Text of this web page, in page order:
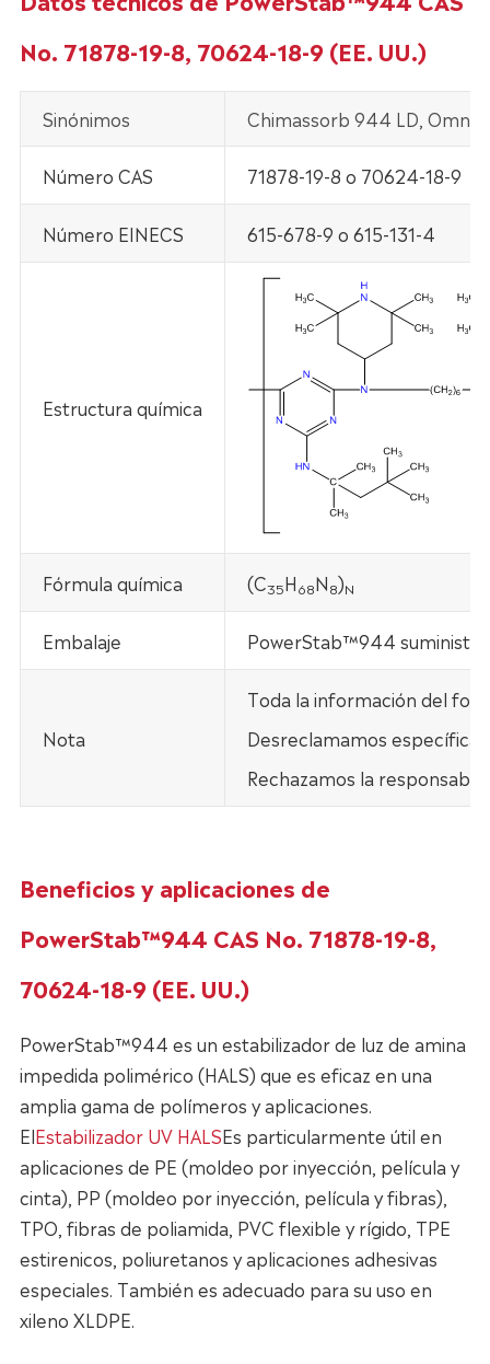
No. 71878-19-8, 70624-18-9 (EE. UU.)
Sinónimos Chimassorb 944 LD,
Número CAS 71878-19-8 o 70624-18-9
Número EINECS 615-678-9 o 615-131-4
Estructura química
Fórmula química (C35H68N8)N
Embalaje PowerStab™944 suministra
Nota
Toda la información del
Desreclamamos
Rechazamos la
Beneficios y aplicaciones de
PowerStab™944 CAS No. 71878-19-8,
70624-18-9 (EE. UU.)
PowerStab™944 es un estabilizador de luz de amina
impedida polimérico (HALS) que es eficaz en una
amplia gama de polímeros y aplicaciones.
ElEstabilizador UV HALSEs particularmente útil en
aplicaciones de PE (moldeo por inyección, película y
cinta), PP (moldeo por inyección, película y fibras),
TPO, fibras de poliamida, PVC flexible y rígido, TPE
estirenicos, poliuretanos y aplicaciones adhesivas
especiales. También es adecuado para su uso en
xileno XLDPE.